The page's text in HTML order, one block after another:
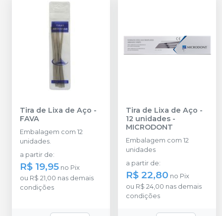
Tira de Lixa de Aço -
FAVA
Embalagem com 12
unidades.
a partir de:
R$ 19,95 no Pix
ou R$ 21,00 nas demais
condições
Tira de Lixa de Aço -
12 unidades -
MICRODONT
Embalagem com 12
unidades
a partir de:
R$ 22,80 no Pix
ou R$ 24,00 nas demais
condições